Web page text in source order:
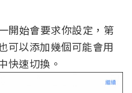
開始會要求你設定，第
可以添加幾個可能會用
快速切換。